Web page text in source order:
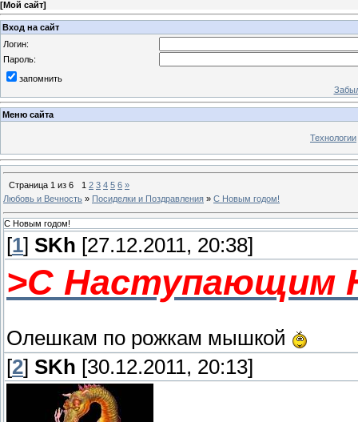
[Мой сайт]
Вход на сайт
Логин:
Пароль:
запомнить
Меню сайта
Технологии
Страница 1 из 6 1 2 3 4 5 6 »
Любовь и Вечность » Посиделки и Поздравления » С Новым годом!
С Новым годом!
[1] SKh [27.12.2011, 20:38]
>С Наступающим
Олешкам по рожкам мышкой
[2] SKh [30.12.2011, 20:13]